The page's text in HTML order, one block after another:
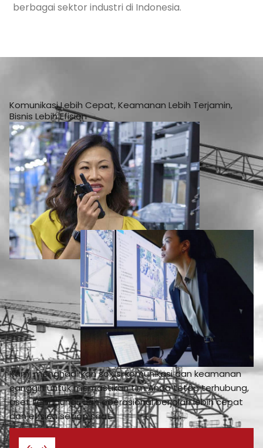
berbagai sektor industri di Indonesia.
Komunikasi Lebih Cepat, Keamanan Lebih Terjamin,
Bisnis Lebih Efisien
Kami menghadirkan solusi komunikasi dan keamanan
canggih untuk memastikan tim Anda tetap terhubung,
aset terlindungi, dan operasional berjalan lebih cepat
dan efisien setiap saat.